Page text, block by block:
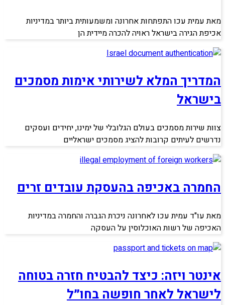
מאת עמית עכו התפתחות אחרונה ומשמעותית ביותר במדיניות
אכיפת הגירה בישראל ראויה להכרה מיידית הן
המדריך המלא לשירותי אימות מסמכים
בישראל
צוות שירות מסמכים בעולם הגלובלי של ימינו, יחידים ועסקים
נדרשים לעיתים קרובות להציג מסמכים ישראליים
החמרה באכיפה בהעסקת עובדים זרים
מאת עו"ד עמית עכו לאחרונה ניכרת הגברה והחמרה במדיניות
האכיפה של רשות האוכלוסין על העסקה
אינטר ויזה: כיצד להבטיח חזרה בטוחה
לישראל לאחר חופשה בחו״ל